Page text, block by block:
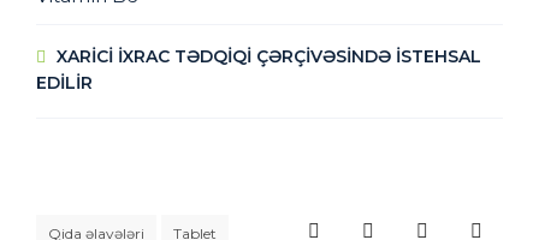
XARİCİ İXRAC TƏDQİQİ ÇƏRÇİVƏSİNDƏ İSTEHSAL
EDİLİR
Qida əlavələri Tablet